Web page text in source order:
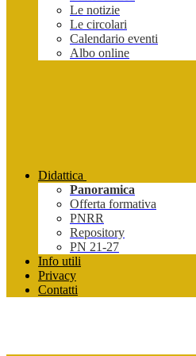
Le notizie
Le circolari
Calendario eventi
Albo online
Didattica
Panoramica
Offerta formativa
PNRR
Repository
PN 21-27
Info utili
Privacy
Contatti